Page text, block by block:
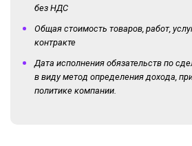
без НДС
Общая стоимость товаров, работ,
контракте
Дата исполнения обязательств по
в виду метод определения дохода,
политике компании.